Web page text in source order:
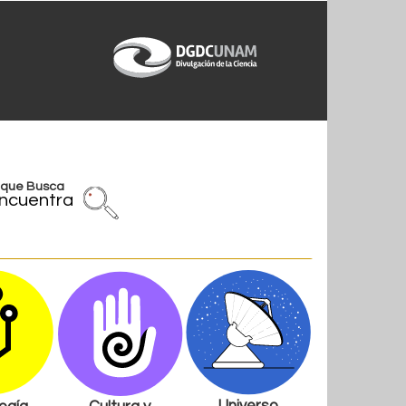
que Busca